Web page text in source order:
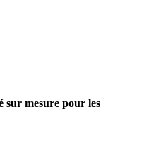
sur mesure pour les